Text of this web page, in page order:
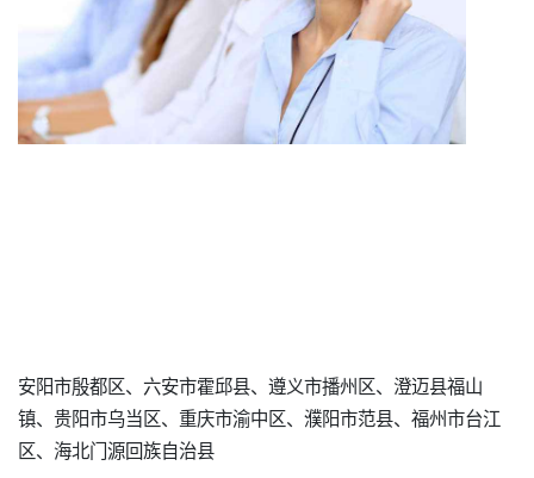
安阳市殷都区、六安市霍邱县、遵义市播州区、澄迈县福山
镇、贵阳市乌当区、重庆市渝中区、濮阳市范县、福州市台江
区、海北门源回族自治县